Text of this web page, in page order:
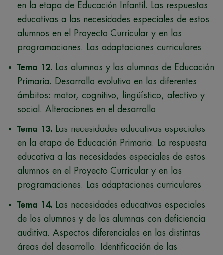
en la etapa de Educación Infantil. Las respuestas
educativas a las necesidades especiales de estos
alumnos en el Proyecto Curricular y en las
programaciones. Las adaptaciones curriculares
Tema 12. Los alumnos y las alumnas de Educación
Primaria. Desarrollo evolutivo en los diferentes
ámbitos: motor, cognitivo, lingüístico, afectivo y
social. Alteraciones en el desarrollo
Tema 13. Las necesidades educativas especiales
en la etapa de Educación Primaria. La respuesta
educativa a las necesidades especiales de estos
alumnos en el Proyecto Curricular y en las
programaciones. Las adaptaciones curriculares
Tema 14. Las necesidades educativas especiales
de los alumnos y de las alumnas con deficiencia
auditiva. Aspectos diferenciales en las distintas
áreas del desarrollo. Identificación de las